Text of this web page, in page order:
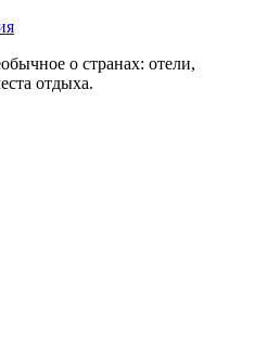
о странах: отели,
отдыха.